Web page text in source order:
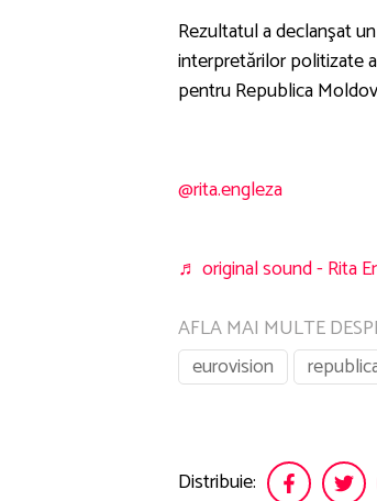
Rezultatul a declanşat
interpretărilor politizate
pentru Republica
@rita.engleza
♬ original sound - Rita
AFLA MAI MULTE
eurovision
Distribuie: